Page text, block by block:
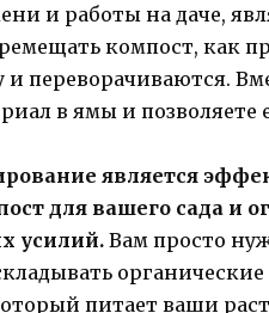
и работы на даче,
компост, как
и переворачиваются.
в ямы и позволяете
является
для вашего сада и
усилий. Вам просто
питает ваши